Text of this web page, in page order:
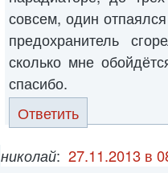
совсем, один
предохранитель
сколько мне
спасибо.
Ответить
николай: 27.11.2013 в